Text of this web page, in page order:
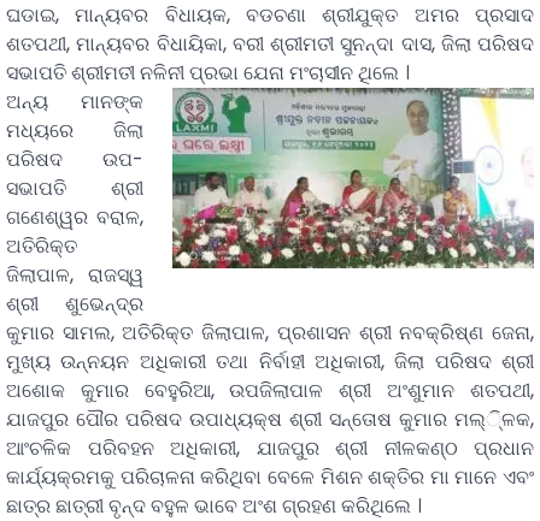
ଘଡାଇ, ମାନ୍ୟବର ବିଧାୟକ, ବଡଚଣା ଶ୍ରୀଯୁକ୍ତ ଅମର ପ୍ରସାଦ
ଶତପଥୀ, ମାନ୍ୟବର ବିଧାୟିକା, ବରୀ ଶ୍ରୀମତୀ ସୁନନ୍ଦା ଦାସ, ଜିଲା ପରିଷଦ
ସଭାପତି ଶ୍ରୀମତୀ ନଳିନୀ ପ୍ରଭା ଯେନା ମଂଚାସୀନ ଥିଲେ ।
ଅନ୍ୟ ମାନଙ୍କ
ମଧ୍ୟରେ ଜିଲା
ପରିଷଦ ଉପ-
ସଭାପତି ଶ୍ରୀ
ଗଣେଶ୍ୱର ବରାଳ,
ଅତିରିକ୍ତ
ଜିଲାପାଳ, ରାଜସ୍ୱ
ଶ୍ରୀ ଶୁଭେନ୍ଦ୍ର
କୁମାର ସାମଲ, ଅତିରିକ୍ତ ଜିଲାପାଳ, ପ୍ରଶାସନ ଶ୍ରୀ ନବକ୍ରିଷ୍ଣ ଜେନା,
ମୁଖ୍ୟ ଉନ୍ନୟନ ଅଧିକାରୀ ତଥା ନିର୍ବାହୀ ଅଧିକାରୀ, ଜିଲା ପରିଷଦ ଶ୍ରୀ
ଅଶୋକ କୁମାର ବେହୁରିଆ, ଉପଜିଲାପାଳ ଶ୍ରୀ ଅଂଶୁମାନ ଶତପଥୀ,
ଯାଜପୁର ପୌର ପରିଷଦ ଉପାଧ୍ୟକ୍ଷ ଶ୍ରୀ ସନ୍ତୋଷ କୁମାର ମଲ୍ି୍ଳକ,
ଆଂଚଳିକ ପରିବହନ ଅଧିକାରୀ, ଯାଜପୁର ଶ୍ରୀ ନୀଳକଣ୍ଠ ପ୍ରଧାନ
କାର୍ଯ୍ୟକ୍ରମକୁ ପରିଚାଳନା କରିଥିବା ବେଳେ ମିଶନ ଶକ୍ତିର ମା ମାନେ ଏବଂ
ଛାତ୍ର ଛାତ୍ରୀ ବୃନ୍ଦ ବହୁଳ ଭାବେ ଅଂଶ ଗ୍ରହଣ କରିଥିଲେ ।